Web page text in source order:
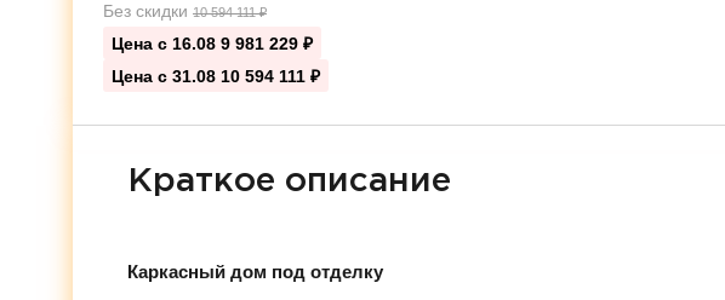
Без скидки 10 594 111₽
Цена с 16.08 9 981 229 ₽
Цена с 31.08 10 594 111 ₽
Краткое описание
Каркасный дом под отделку